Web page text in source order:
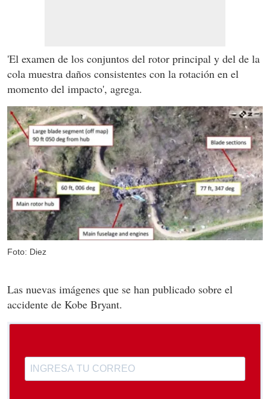
'El examen de los conjuntos del rotor principal y del de la
cola muestra daños consistentes con la rotación en el
momento del impacto', agrega.
Foto: Diez
Las nuevas imágenes que se han publicado sobre el
accidente de Kobe Bryant.